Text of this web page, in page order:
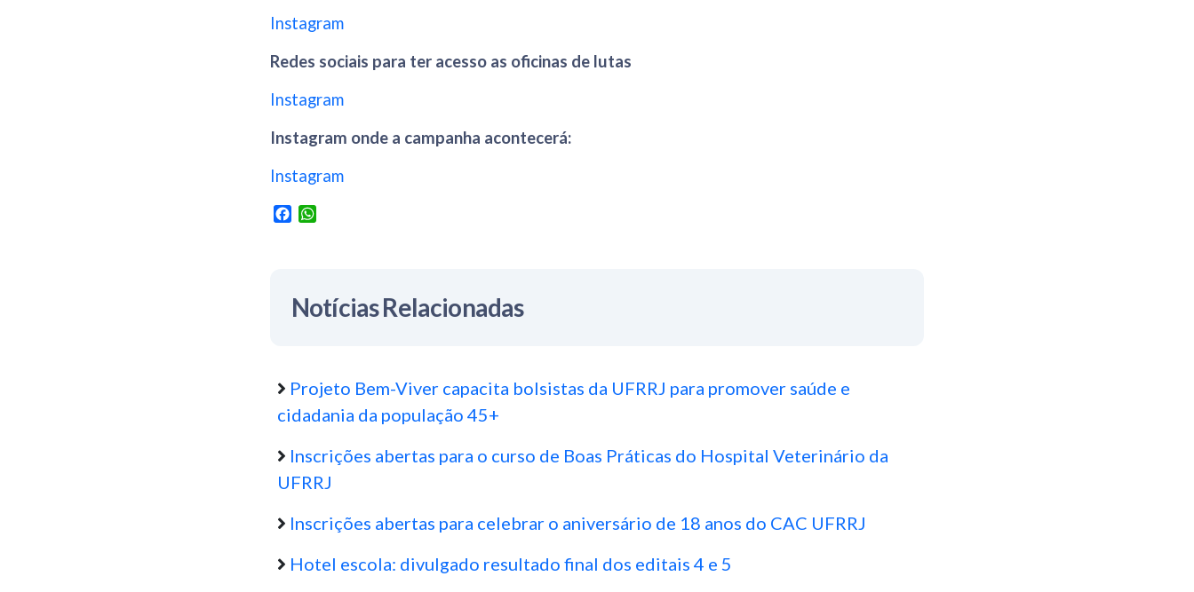
Instagram
Redes sociais para ter acesso as oficinas de lutas
Instagram
Instagram onde a campanha acontecerá:
Instagram
Facebook
Notícias Relacionadas
Projeto Bem-Viver capacita bolsistas da UFRRJ para promover saúde e
cidadania da população 45+
Inscrições abertas para o curso de Boas Práticas do Hospital Veterinário da
UFRRJ
Inscrições abertas para celebrar o aniversário de 18 anos do CAC UFRRJ
Hotel escola: divulgado resultado final dos editais 4 e 5